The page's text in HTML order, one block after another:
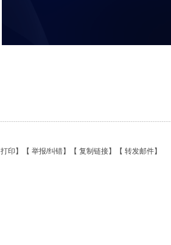
打印 】【 举报/纠错】【 复制链接】【 转发邮件】